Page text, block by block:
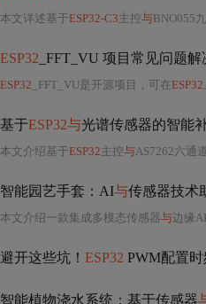
本文详述基于ESP32-C3主控与BNO055九轴
ESP32 _FFT_VU 项目常见问题解
ESP32 _FFT_VU是开源项目，可在ESP32
基于ESP32与光谱传感器的智能
本文介绍基于ESP32主控与AS7262六通
智能园艺手套：AI与传感器技术
本文介绍一款集成多模态传感器与边缘
避开这些坑！ ESP32 PWM配置时
智能植物浇水系统：基于传感器